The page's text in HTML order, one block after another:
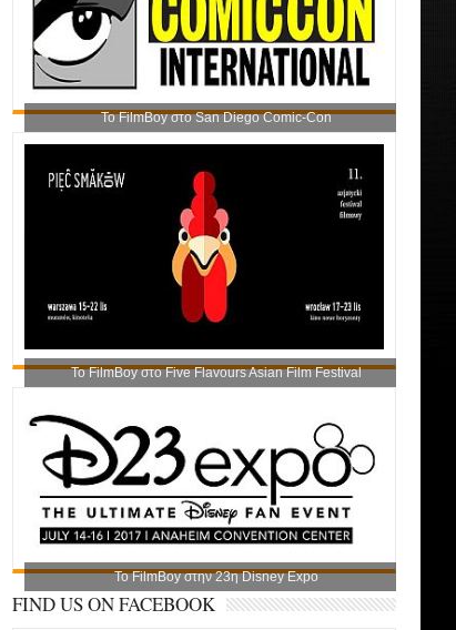
Το FilmBoy στο San Diego Comic-Con
Το FilmBoy στο Five Flavours Asian Film Festival
Το FilmBoy στην 23η Disney Expo
FIND US ON FACEBOOK